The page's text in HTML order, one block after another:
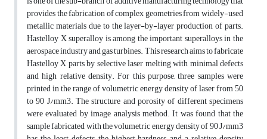
provides the fabrication of complex geometries from widely-used
metallic materials due to the layer-by-layer production of parts.
Hastelloy X superalloy is among the important superalloys in the
aerospace industry and gas turbines. This research aims to fabricate
Hastelloy X parts by selective laser melting with minimal defects
and high relative density. For this purpose, three samples were
printed in the range of volumetric energy density of laser from 50
to 90 J/mm3. The structure and porosity of different specimens
were evaluated by image analysis method. It was found that the
sample fabricated with the volumetric energy density of 90 J/mm3